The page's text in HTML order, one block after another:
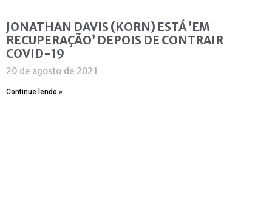
JONATHAN DAVIS (KORN) ESTÁ ‘EM
RECUPERAÇÃO’ DEPOIS DE CONTRAIR
COVID-19
20 de agosto de 2021
Continue lendo »